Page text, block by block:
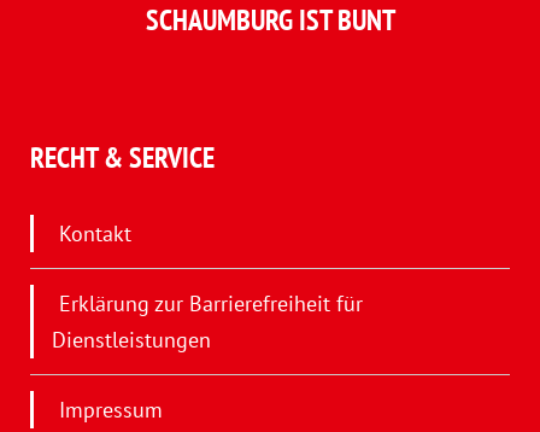
SCHAUMBURG IST BUNT
RECHT & SERVICE
Kontakt
Erklärung zur Barrierefreiheit für
Dienstleistungen
Impressum